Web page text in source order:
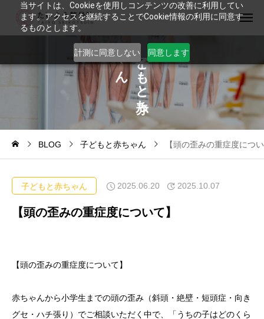
当サイトは、Cookieを使用しコンテンツの改善に利用してい
ます。アクセスを継続することでCookie情報の利用に同意す
るものとします。
計測に同意しない 同意します
ど
も
と
ち
ゃ
ん
BLOG 子どもと赤ちゃん 【頭の歪みの重症度につ
子どもと赤ちゃん 2025.06.20 2025.10.07
【頭の歪みの重症度について】
【頭の歪みの重症度について】
赤ちゃんから小学生までの頭の歪み（斜頭・絶壁・短頭症・向き
グセ・ハチ張り）でご相談いただく中で、「うちの子はどのくら